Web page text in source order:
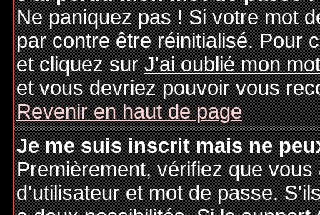
Ne paniquez pas ! Si votre mot
par contre être réinitialisé. Pour
et cliquez surJ'ai oublié mon
et vous devriez pouvoir vous
Revenir en haut de page
Je me suis inscrit mais ne
Premièrement, vérifiez que
d'utilisateur et mot de passe.